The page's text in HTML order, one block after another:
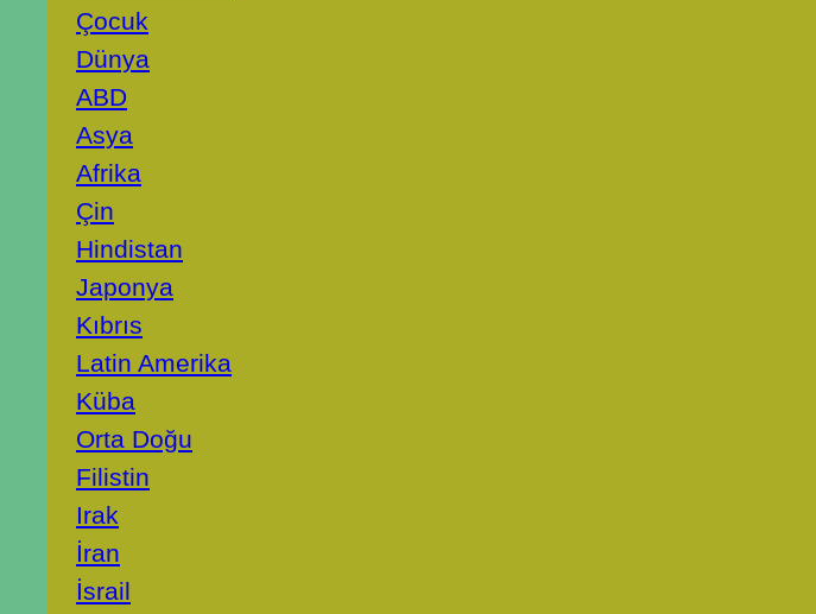
Çocuk
Dünya
ABD
Asya
Afrika
Çin
Hindistan
Japonya
Kıbrıs
Latin Amerika
Küba
Orta Doğu
Filistin
Irak
İran
İsrail